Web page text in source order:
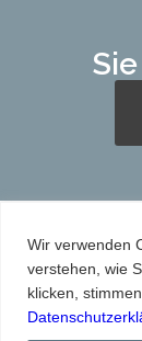
Wir verwenden
verstehen, wie
klicken,
Service